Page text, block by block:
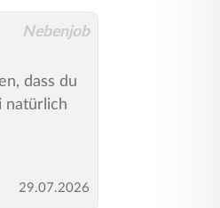
Nebenjob
dass du
natürlich
29.07.2026